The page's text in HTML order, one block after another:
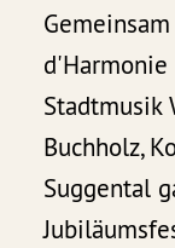
d'Harmonie
Stadtmusik
Buchholz,
Suggental